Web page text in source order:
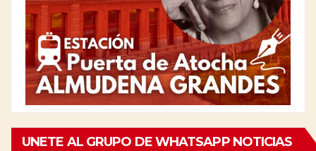
UNETE AL GRUPO DE WHATSAPP NOTICIAS